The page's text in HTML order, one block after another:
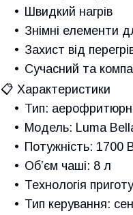
Швидкий нагрів
Знімні елементи
Захист від
Сучасний та
📋 Характеристики
Тип:
Модель: Luma
Потужність: 1700
Об’єм чаші: 8 л
Технологія
Тип керування: